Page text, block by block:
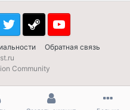
Обратная связь
Twitter Steam Youtube
Community